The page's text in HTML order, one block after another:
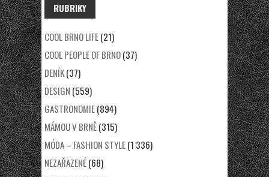
RUBRIKY
COOL BRNO LIFE(21)
COOL PEOPLE OF BRNO(37)
DENÍK(37)
DESIGN (559)
GASTRONOMIE(894)
MÁMOU V BRNĚ(315)
MÓDA – FASHION STYLE(1 336)
NEZAŘAZENÉ(68)